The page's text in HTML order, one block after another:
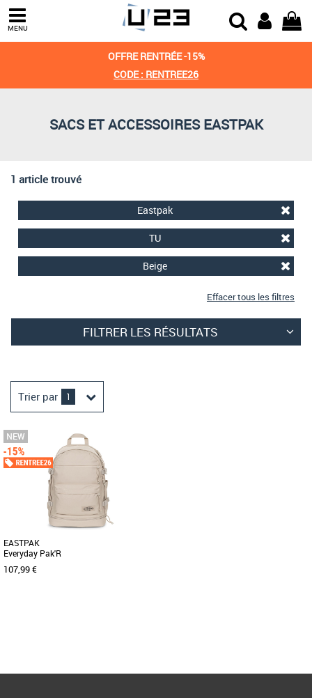
MENU
OFFRE RENTRÉE -15%
CODE : RENTREE26
SACS ET ACCESSOIRES EASTPAK
1 article trouvé
Eastpak
TU
Beige
Effacer tous les filtres
FILTRER LES RÉSULTATS
Trier par 1
Trier par
Derniers arrivages
Meilleures remises
EASTPAK
Everyday Pak'R
107,99 €